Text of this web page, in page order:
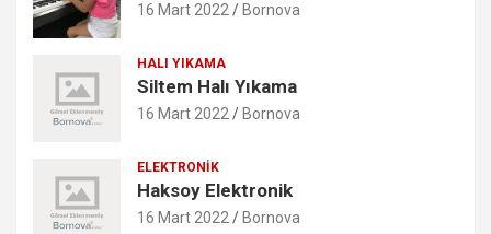
16 Mart 2022 Bornova
HALI YIKAMA
Siltem Halı Yıkama
16 Mart 2022 Bornova
ELEKTRONIK
Haksoy Elektronik
16 Mart 2022 Bornova